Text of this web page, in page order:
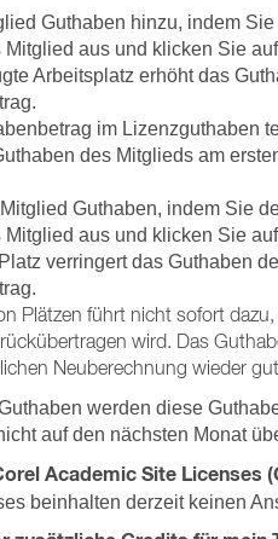
Guthaben hinzu, indem
aus und klicken Sie
Arbeitsplatz erhöht das
im Lizenzguthaben
des Mitglieds am
Guthaben, indem Sie
aus und klicken Sie auf
verringert das Guthaben
Plätzen führt nicht sofort
wird. Das
Neuberechnung wieder
werden diese
auf den nächsten Monat
Academic Site Licenses
beinhalten derzeit keinen